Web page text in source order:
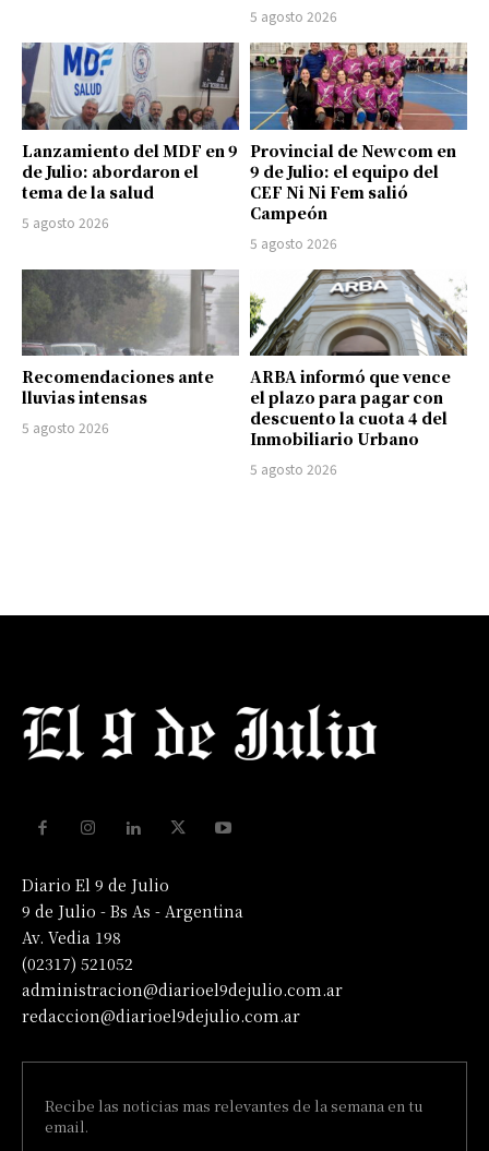
5 agosto 2026
Lanzamiento del MDF en 9
de Julio: abordaron el
tema de la salud
5 agosto 2026
Provincial de Newcom en
9 de Julio: el equipo del
CEF Ni Ni Fem salió
Campeón
5 agosto 2026
Recomendaciones ante
lluvias intensas
5 agosto 2026
ARBA informó que vence
el plazo para pagar con
descuento la cuota 4 del
Inmobiliario Urbano
5 agosto 2026
Diario El 9 de Julio
9 de Julio - Bs As - Argentina
Av. Vedia 198
(02317) 521052
administracion@diarioel9dejulio.com.ar
redaccion@diarioel9dejulio.com.ar
Recibe las noticias mas relevantes de la semana en tu
email.